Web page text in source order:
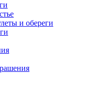
и обереги